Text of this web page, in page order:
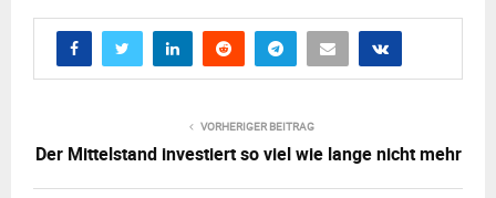
VORHERIGER BEITRAG
Der Mittelstand investiert so viel wie lange nicht mehr